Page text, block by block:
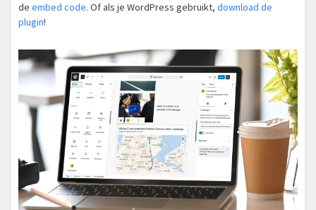
de embed code. Of als je WordPress gebruikt, download de
plugin!